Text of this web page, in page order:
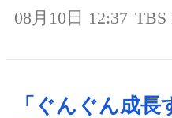
08月10日 12:37 TBS
「ぐんぐん成長